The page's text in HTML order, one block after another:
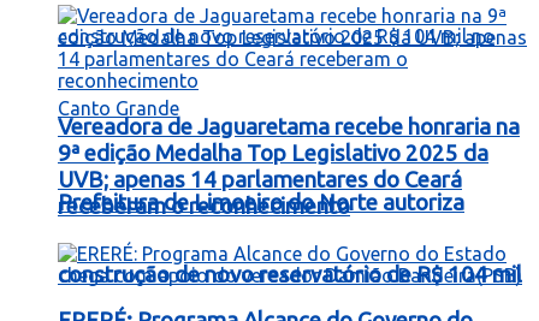
Prefeitura de Limoeiro do Norte autoriza
construção de novo reservatório de R$ 104 mil
Vereadora de Jaguaretama recebe honraria na
9ª edição Medalha Top Legislativo 2025 da
UVB; apenas 14 parlamentares do Ceará
receberam o reconhecimento